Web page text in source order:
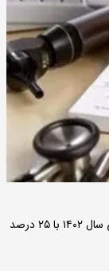
جزئیات تعرفه‌های خدمات پزشکی، تشخیصی و پرستاری سال ۱۴۰۲ با ۲۵ درصد